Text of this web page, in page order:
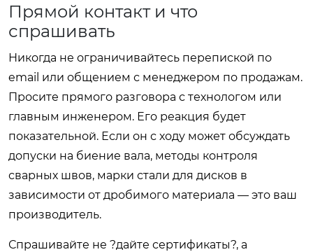
Прямой контакт и что
спрашивать
Никогда не ограничивайтесь перепиской по
email или общением с менеджером по продажам.
Просите прямого разговора с технологом или
главным инженером. Его реакция будет
показательной. Если он с ходу может обсуждать
допуски на биение вала, методы контроля
сварных швов, марки стали для дисков в
зависимости от дробимого материала — это ваш
производитель.
Спрашивайте не ?дайте сертификаты?, а